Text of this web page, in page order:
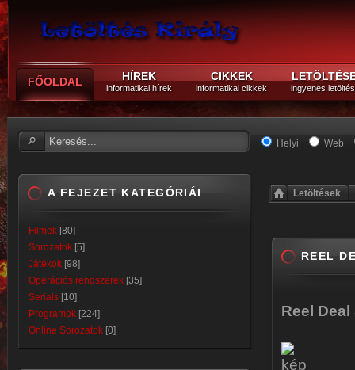
FŐOLDAL HÍREK
informatikai hírek
CIKKEK
informatikai cikkek ingyenes
Helyi Web
Letöltések
REEL
Reel
A FEJEZET KATEGÓRIÁI
Filmek [80]
Sorozatok [5]
Játékok [98]
Operációs rendszerek [35]
Serials [10]
Programok [224]
Online Sorozatok [0]